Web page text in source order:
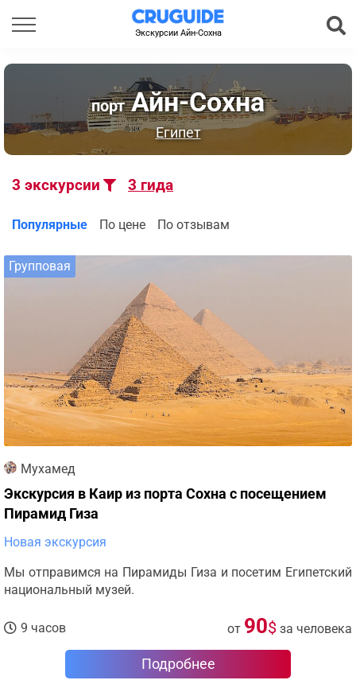
Экскурсии Айн-Сохна
портАйн-Сохна
Египет
3 экскурсии 3 гида
Популярные По цене По отзывам
Групповая
Мухамед
Экскурсия в Каир из порта Сохна с посещением
Пирамид Гиза
Новая экскурсия
Мы отправимся на Пирамиды Гиза и посетим Египетский
национальный музей.
9 часов от 90$ за человека
Подробнее